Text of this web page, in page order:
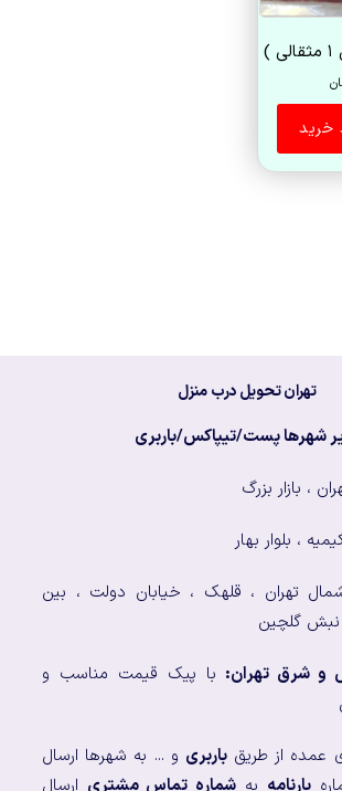
خرید
تهران تحویل درب منزل
شهرها پست/تیپاکس/باربری
، بازار بزرگ
، بلوار بهار
تهران ، قلهک ، خیابان دولت ، بین
نبش گلچین
و شرق تهران: با پیک قیمت مناسب و
عمده از طریقباربری و ... به شهرها ارسال